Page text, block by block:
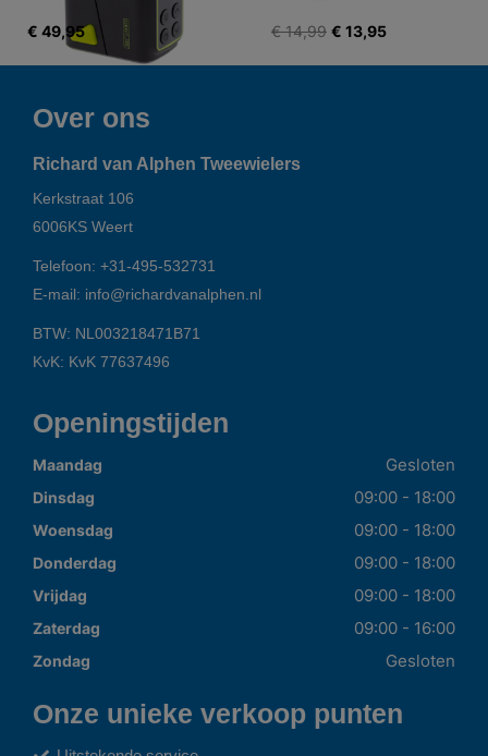
€ 49,95 € 14,99 € 13,95
Over ons
Richard van Alphen Tweewielers
Kerkstraat 106
6006KS Weert
Telefoon: +31-495-532731
E-mail: info@richardvanalphen.nl
BTW: NL003218471B71
KvK: KvK 77637496
Openingstijden
Maandag Gesloten
Dinsdag 09:00 - 18:00
Woensdag 09:00 - 18:00
Donderdag 09:00 - 18:00
Vrijdag 09:00 - 18:00
Zaterdag 09:00 - 16:00
Zondag Gesloten
Onze unieke verkoop punten